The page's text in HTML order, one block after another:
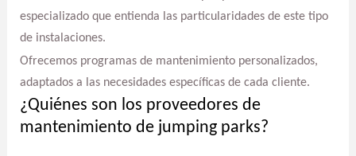
especializado que entienda las particularidades de este tipo
de instalaciones.
Ofrecemos programas de mantenimiento personalizados,
adaptados a las necesidades específicas de cada cliente.
¿Quiénes son los proveedores de
mantenimiento de jumping parks?